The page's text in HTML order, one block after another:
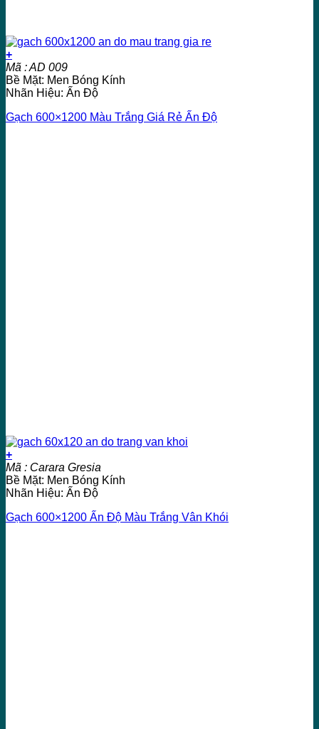
+
Mã : AD 009
Bề Mặt: Men Bóng Kính
Nhãn Hiệu: Ấn Độ
Gạch 600×1200 Màu Trắng Giá Rẻ Ấn Độ
+
Mã : Carara Gresia
Bề Mặt: Men Bóng Kính
Nhãn Hiệu: Ấn Độ
Gạch 600×1200 Ấn Độ Màu Trắng Vân Khói